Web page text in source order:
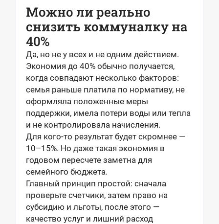
Можно ли реально
снизить коммуналку на
40%
Да, но не у всех и не одним действием.
Экономия до 40% обычно получается,
когда совпадают несколько факторов:
семья раньше платила по нормативу, не
оформляла положенные меры
поддержки, имела потери воды или тепла
и не контролировала начисления.
Для кого-то результат будет скромнее —
10–15%. Но даже такая экономия в
годовом пересчете заметна для
семейного бюджета.
Главный принцип простой: сначала
проверьте счетчики, затем право на
субсидию и льготы, после этого —
качество услуг и лишний расход